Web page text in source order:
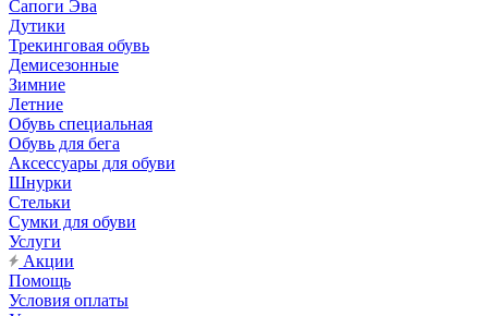
Сапоги Эва
Дутики
Трекинговая обувь
Демисезонные
Зимние
Летние
Обувь специальная
Обувь для бега
Аксессуары для обуви
Шнурки
Стельки
Сумки для обуви
Услуги
Акции
Помощь
Условия оплаты